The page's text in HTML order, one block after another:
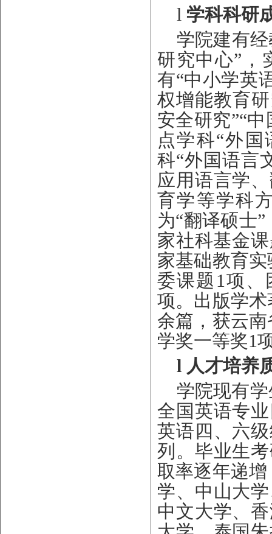
l 学科科研
学院建有
研究中心”，
有“中小学英
权增能教育
安全研究”“
点学科“外国
科“外国语言
应用语言学、
育学等学科
为“翻译硕士
家社科基金
家基础教育
委课题 1项、
项。出版学
余篇，获云
学奖一等奖1
l 人才培养
学院现有
全国英语专
英语四、六
列。毕业生
取率逐年递增
学、中山大
中文大学、